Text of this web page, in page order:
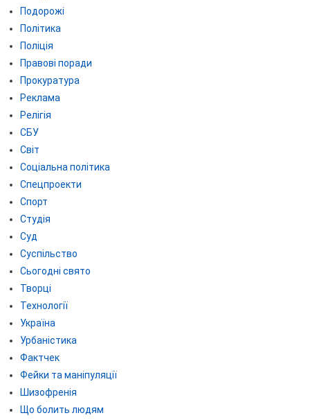
Подорожі
Політика
Поліція
Правові поради
Прокуратура
Реклама
Релігія
СБУ
Світ
Соціальна політика
Спецпроекти
Спорт
Студія
Суд
Суспільство
Сьогодні свято
Творці
Технології
Україна
Урбаністика
Фактчек
Фейки та маніпуляції
Шизофренія
Що болить людям